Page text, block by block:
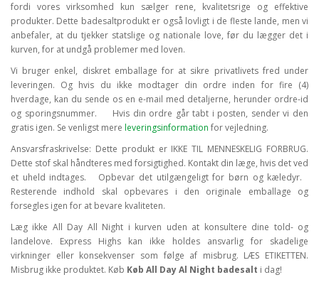
fordi vores virksomhed kun sælger rene, kvalitetsrige og effektive
produkter. Dette badesaltprodukt er også lovligt i de fleste lande, men vi
anbefaler, at du tjekker statslige og nationale love, før du lægger det i
kurven, for at undgå problemer med loven.
Vi bruger enkel, diskret emballage for at sikre privatlivets fred under
leveringen. Og hvis du ikke modtager din ordre inden for fire (4)
hverdage, kan du sende os en e-mail med detaljerne, herunder ordre-id
og sporingsnummer.
Hvis din ordre går tabt i posten, sender vi den
gratis igen. Se venligst mere leveringsinformation for vejledning.
Ansvarsfraskrivelse: Dette produkt er IKKE TIL MENNESKELIG FORBRUG.
Dette stof skal håndteres med forsigtighed. Kontakt din læge, hvis det ved
et uheld indtages.
Opbevar det utilgængeligt for børn og kæledyr.
Resterende indhold skal opbevares i den originale emballage og
forsegles igen for at bevare kvaliteten.
Læg ikke All Day All Night i kurven uden at konsultere dine told- og
landelove. Express Highs kan ikke holdes ansvarlig for skadelige
virkninger eller konsekvenser som følge af misbrug. LÆS ETIKETTEN.
Misbrug ikke produktet. Køb Køb All Day Al Night badesalt i dag!